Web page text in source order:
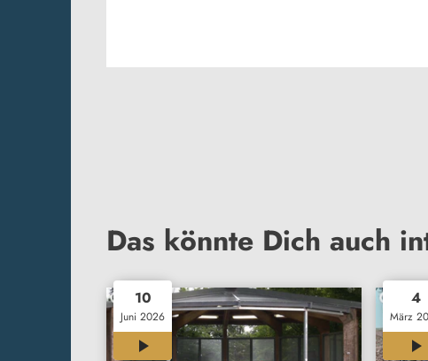
Das könnte Dich auch
10
Juni 2026
4
März